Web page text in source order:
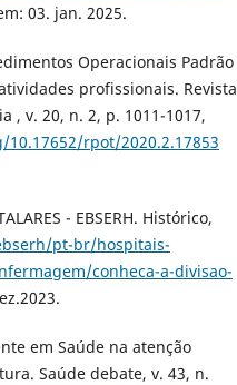
03. jan. 2025.
Operacionais Padrão
profissionais. Revista
, v. 20, n. 2, p. 1011-1017,
rpot/2020.2.17853
- EBSERH. Histórico,
pt-br/hospitais-
conheca-a-divisao-
em Saúde na atenção
Saúde debate, v. 43, n.